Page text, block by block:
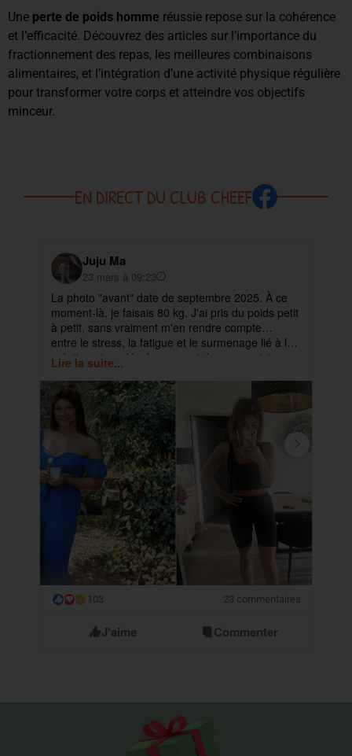
Une perte de poids homme réussie repose sur la cohérence
et l’efficacité. Découvrez des articles sur l’importance du
fractionnement des repas, les meilleures combinaisons
alimentaires, et l’intégration d’une activité physique régulière
pour transformer votre corps et atteindre vos objectifs
minceur.
EN DIRECT DU CLUB CHEEF
Juju Ma
23 mars à 09:23
La photo "avant" date de septembre 2025. À ce
moment-là, je faisais 80 kg. J'ai pris du poids petit
à petit, sans vraiment m'en rendre compte…
entre le stress, la fatigue et le surmenage lié à la
création et au développement de mes projets.
Lire la suite...
😮 103 23 commentaires
J'aime Commenter